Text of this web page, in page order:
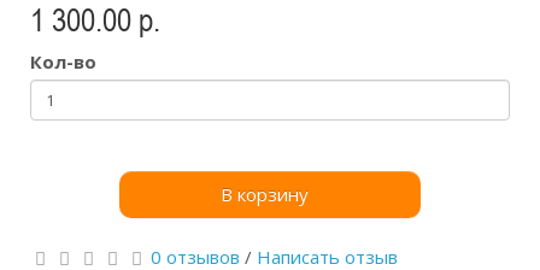
1 300.00 р.
Кол-во
В корзину
0 отзывов / Написать отзыв